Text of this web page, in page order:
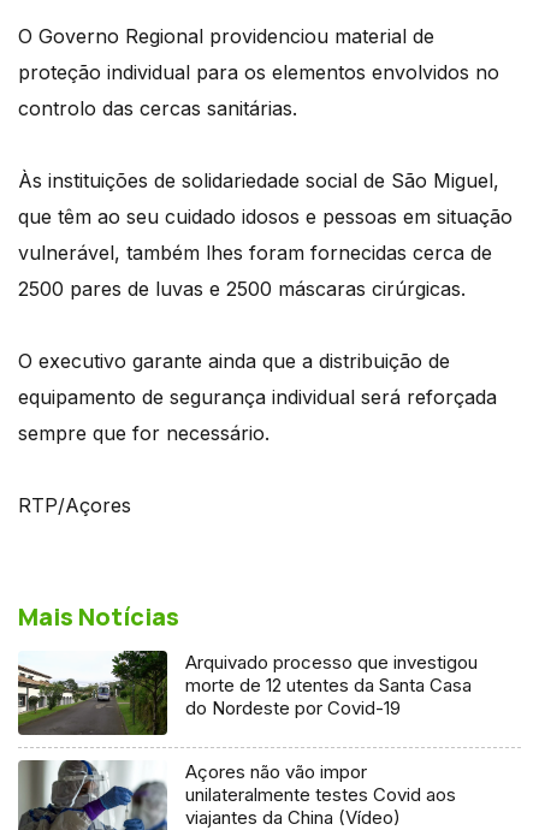
O Governo Regional providenciou material de
proteção individual para os elementos envolvidos no
controlo das cercas sanitárias.
Às instituições de solidariedade social de São Miguel,
que têm ao seu cuidado idosos e pessoas em situação
vulnerável, também lhes foram fornecidas cerca de
2500 pares de luvas e 2500 máscaras cirúrgicas.
O executivo garante ainda que a distribuição de
equipamento de segurança individual será reforçada
sempre que for necessário.
RTP/Açores
Mais Notícias
Arquivado processo que investigou
morte de 12 utentes da Santa Casa
do Nordeste por Covid-19
Açores não vão impor
unilateralmente testes Covid aos
viajantes da China (Vídeo)